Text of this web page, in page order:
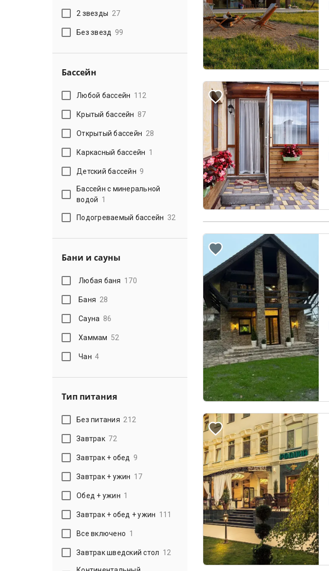
2 звезды 27
Без звезд 99
Бассейн
Любой бассейн 112
Крытый бассейн 87
Открытый бассейн 28
Каркасный бассейн 1
Детский бассейн 9
Бассейн с минеральной
водой 1
Подогреваемый бассейн 32
Бани и сауны
Любая баня 170
Баня 28
Сауна 86
Хаммам 52
Чан 4
Тип питания
Без питания 212
Завтрак 72
Завтрак + обед 9
Завтрак + ужин 17
Обед + ужин 1
Завтрак + обед + ужин 111
Все включено 1
Завтрак шведский стол 12